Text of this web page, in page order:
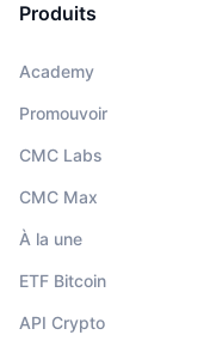
Produits
Academy
Promouvoir
CMC Labs
CMC Max
À la une
ETF Bitcoin
API Crypto